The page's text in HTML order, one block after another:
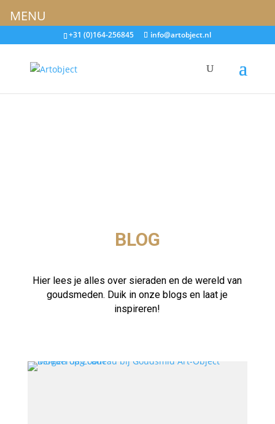
+31 (0)164-256845 info@artobject.nl
BLOG
Hier lees je alles over sieraden en de wereld van
goudsmeden. Duik in onze blogs en laat je
inspireren!
MENU